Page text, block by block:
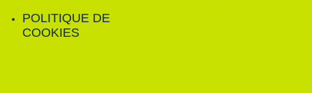
POLITIQUE DE
COOKIES